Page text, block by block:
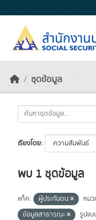
ชุดข้อมูล
เรียงโดย
พบ 1 ชุดข้อมูล
แท็ค: ผู้ประกันตน
หม
ข้อมูลสาธารณะ
รูปแบ